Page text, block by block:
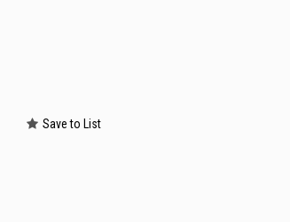
Save to List